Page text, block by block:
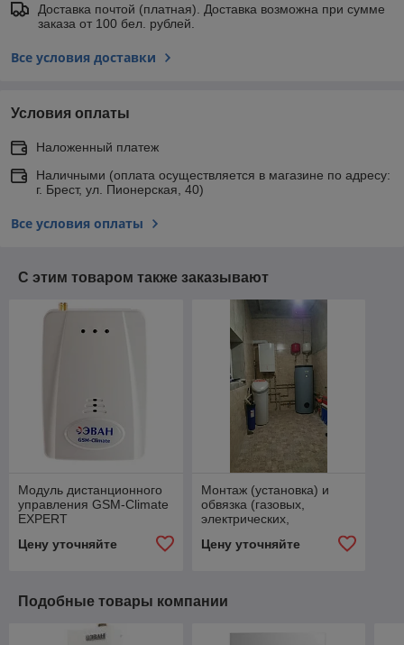
Доставка почтой (платная). Доставка возможна при сумме
заказа от 100 бел. рублей.
Все условия доставки
Условия оплаты
Наложенный платеж
Наличными (оплата осуществляется в магазине по адресу:
г. Брест, ул. Пионерская, 40)
Все условия оплаты
С этим товаром также заказывают
Модуль дистанционного
управления GSM-Climate
EXPERT
Цену уточняйте
Монтаж (установка) и
обвязка (газовых,
электрических,
пеллетных) котлов
Цену уточняйте
Подобные товары компании